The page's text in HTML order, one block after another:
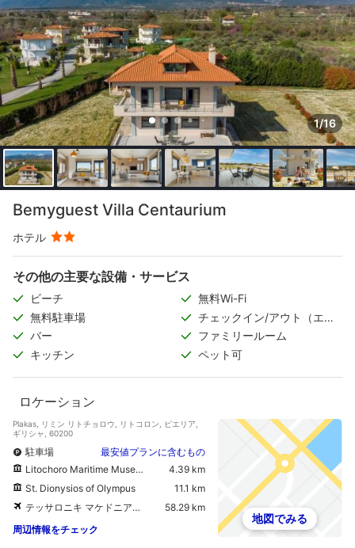
1/16
Bemyguest Villa Centaurium
ホテル
その他の主要な設備・サービス
ビーチ
無料Wi-Fi
無料駐車場
チェックイン/アウト（エク
スプレス）
バー
ファミリールーム
キッチン
ペット可
ロケーション
Plakas, リミン リトチョロウ, リトコロン, ピエリア,
ギリシャ, 60200
駐車場
最安値プランに含むもの
Litochoro Maritime Museum
4.39 km
St. Dionysios of Olympus
11.1 km
テッサロニキ マケドニア国際空港
58.29 km
周辺情報をチェック
地図でみる